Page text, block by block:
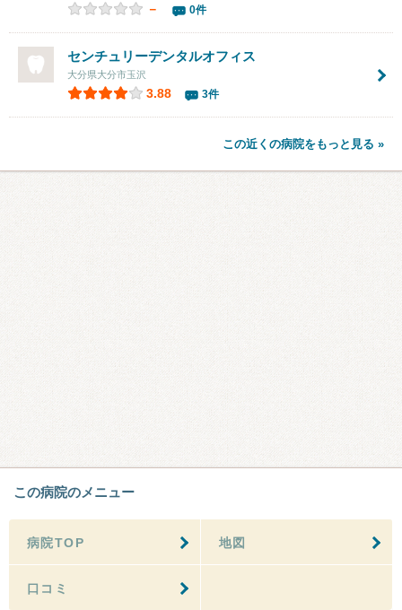
－ 0件
センチュリーデンタルオフィス
大分県大分市玉沢
3.88 3件
この近くの病院をもっと見る »
この病院のメニュー
病院TOP 地図
口コミ